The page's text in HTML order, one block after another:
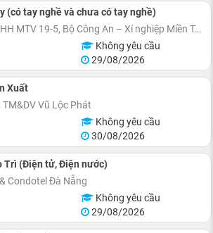
(có tay nghề và chưa có tay nghề)
CN Công ty TNHH MTV 19-5, Bộ Công An – Xí nghiệp Miền Trung
Không yêu cầu
29/08/2026
Xuất
TM&DV Vũ Lộc Phát
Không yêu cầu
30/08/2026
Trì (Điện tử, Điện nước)
Condotel Đà Nẵng
Không yêu cầu
29/08/2026